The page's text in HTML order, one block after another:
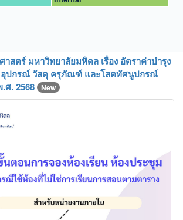
สตร์ มหาวิทยาลัยมหิดล เรื่อง อัตราค่าบำรุง
อุปกรณ์ วัสดุ ครุภัณฑ์ และโสตทัศนูปกรณ์
ศ. 2568
New